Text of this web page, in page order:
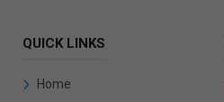
QUICK LINKS
Home